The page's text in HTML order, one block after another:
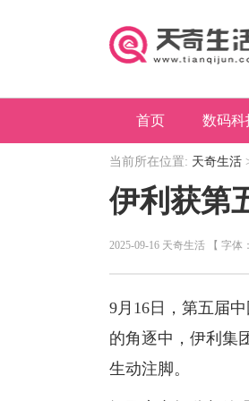
首页 数码科
当前所在位置: 天奇生活
伊利获第
2025-09-16 天奇生活 【 字体：
9月16日，第五届
的角逐中，伊利集
生动注脚。